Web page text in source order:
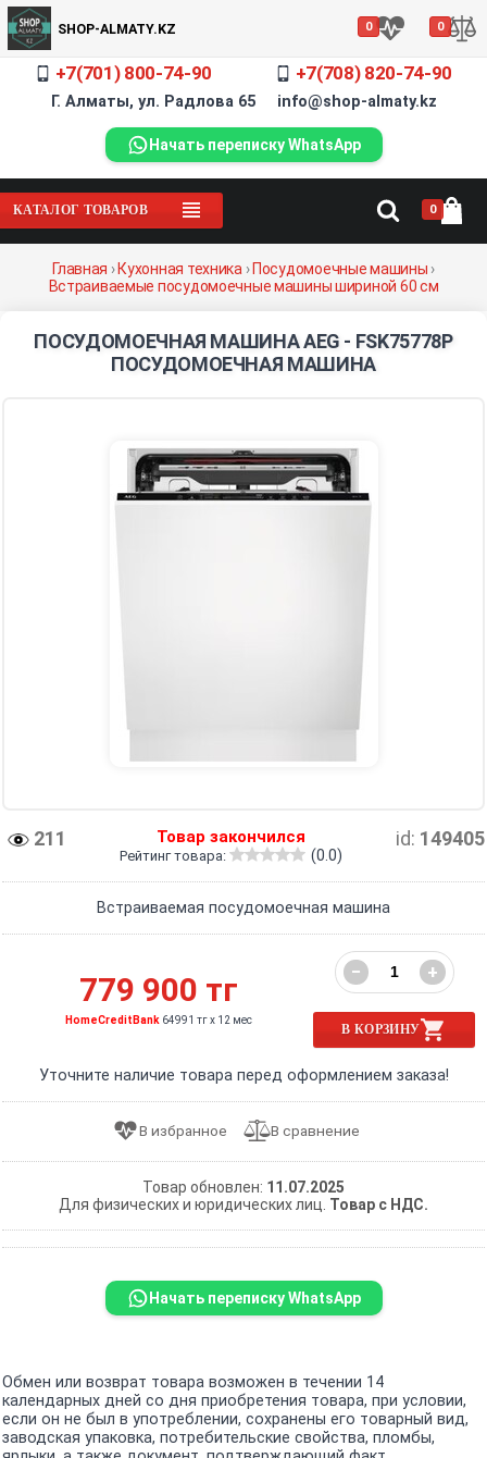
SHOP-ALMATY.KZ 0 0
+7(701) 800-74-90 +7(708) 820-74-90
Г. Алматы, ул. Радлова 65 info@shop-almaty.kz
Начать переписку WhatsApp
КАТАЛОГ ТОВАРОВ 0
Главная ›Кухонная техника ›Посудомоечные машины ›
Встраиваемые посудомоечные машины шириной 60 см
ПОСУДОМОЕЧНАЯ МАШИНА AEG - FSK75778P
ПОСУДОМОЕЧНАЯ МАШИНА
211 id: 149405
Товар закончился
Рейтинг товара: (0.0)
Встраиваемая посудомоечная машина
779 900 тг
HomeCreditBank 64991 тг x 12 мес
− +
В КОРЗИНУ
Уточните наличие товара перед оформлением заказа!
Товар обновлен: 11.07.2025
Для физических и юридических лиц. Товар с НДС.
Начать переписку WhatsApp
Обмен или возврат товара возможен в течении 14
календарных дней со дня приобретения товара, при условии,
если он не был в употреблении, сохранены его товарный вид,
заводская упаковка, потребительские свойства, пломбы,